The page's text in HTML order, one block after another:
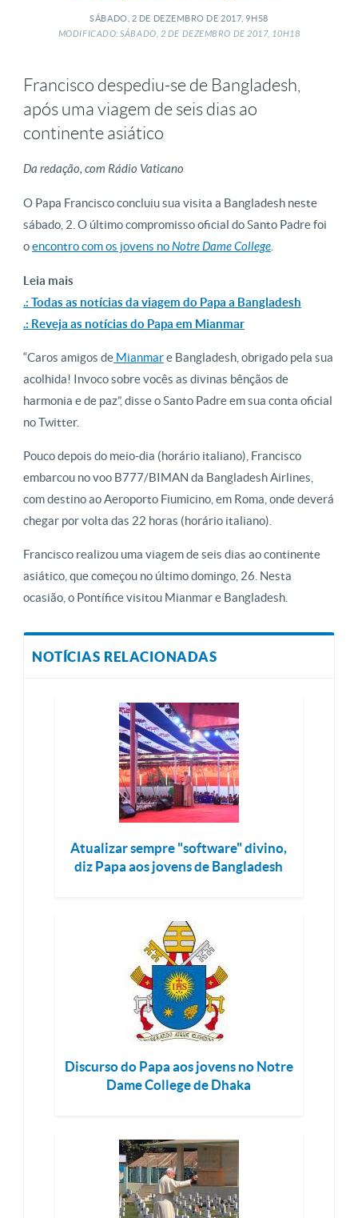
SÁBADO, 2 DE DEZEMBRO DE 2017, 9H58
MODIFICADO: SÁBADO, 2 DE DEZEMBRO DE2017, 10H18
Francisco despediu-se de Bangladesh,
após uma viagem de seis dias ao
continente asiático
Da redação, com Rádio Vaticano
O Papa Francisco concluiu sua visita a Bangladesh neste
sábado, 2. O último compromisso oficial do Santo Padre foi
oencontro com os jovens noNotre Dame College
Leia mais
.: Todas as notícias da viagem do Papa a Bangladesh
.: Reveja as notícias do Papa em Mianmar
“Caros amigos de Mianmare Bangladesh, obrigado pela sua
acolhida! Invoco sobre vocês as divinas bênçãos de
harmonia e de paz”, disse o Santo Padre em sua conta oficial
no Twitter.
Pouco depois do meio-dia (horário italiano), Francisco
embarcou no voo B777/BIMAN da Bangladesh Airlines,
com destino ao Aeroporto Fiumicino, em Roma, onde deverá
chegar por volta das 22 horas (horário italiano).
Francisco realizou uma viagem de seis dias ao continente
asiático, que começou no último domingo, 26. Nesta
ocasião, o Pontífice visitou Mianmar e Bangladesh.
NOTÍCIAS RELACIONADAS
Atualizar sempre "software" divino,
diz Papa aos jovens de Bangladesh
Discurso do Papa aos jovens no Notre
Dame College de Dhaka